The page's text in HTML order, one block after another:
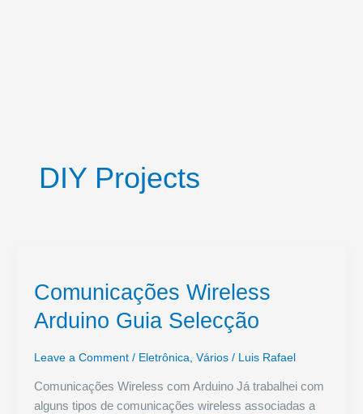
DIY Projects
Comunicações Wireless
Arduino Guia Selecção
Leave a Comment / Eletrônica, Vários/ Luis Rafael
Comunicações Wireless com Arduino Já trabalhei com
alguns tipos de comunicações wireless associadas a